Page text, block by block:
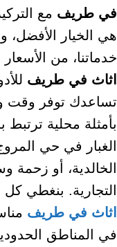
في طريف مع
هي الخيار الأفضل،
خدماتنا، من
اثاث في طريف
تساعدك توفر وقت
بأمثلة محلية
الغبار في حي
الخالدية، أو
التجارية. بنغطي كل
اثاث في طريف
في المناطق